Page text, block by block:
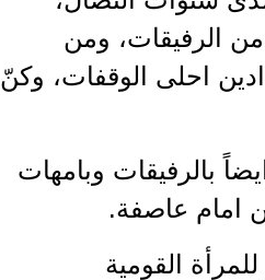
الرفيقات، ومن
احلى الوقفات، وكنّ
بالرفيقات وبامهات
امام عاصفة.
القومية